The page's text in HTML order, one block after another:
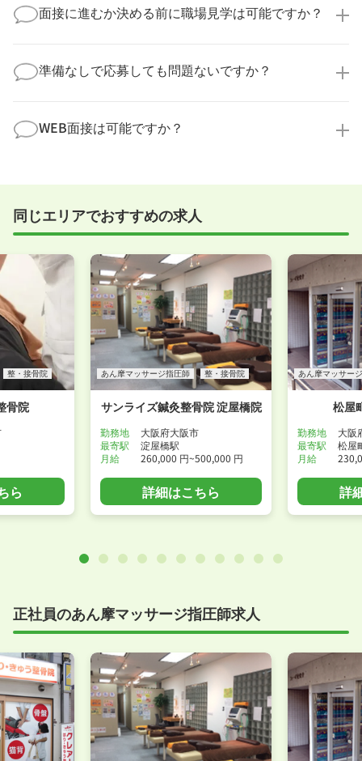
してお答えいたします。
勤務体制や職場の雰囲気、研修制度など、どんな小さ
す！
面接に進むか決める前に職場見学は可能ですか？
積極的に受け入れています。実際の職場環境や働く人
の様子を見ることで、より安心してご判断いただけま
ださい！
準備なしで応募しても問題ないですか？
まで、一からサポートいたします。「転職を考え始め
たばかり」「何から始めればいいか分からない」とい
WEB面接は可能ですか？
すめしていますが、企業様によってはWEB面接を導入
事前に確認することは可能ですので、お気軽にお申し
付けください！
同じエリアでおすすめの求人
整・接骨院
骨院
ら
あん摩マッサージ指圧師 整・接骨院
サンライズ鍼灸整骨院 淀屋橋院
勤務地
大阪府大阪市
最寄駅
淀屋橋駅
月給
260,000 円~500,000 円
詳細はこちら
あん摩マッサー
松屋
勤務地
大阪
最寄駅
松屋
月給
詳
正社員のあん摩マッサージ指圧師求人